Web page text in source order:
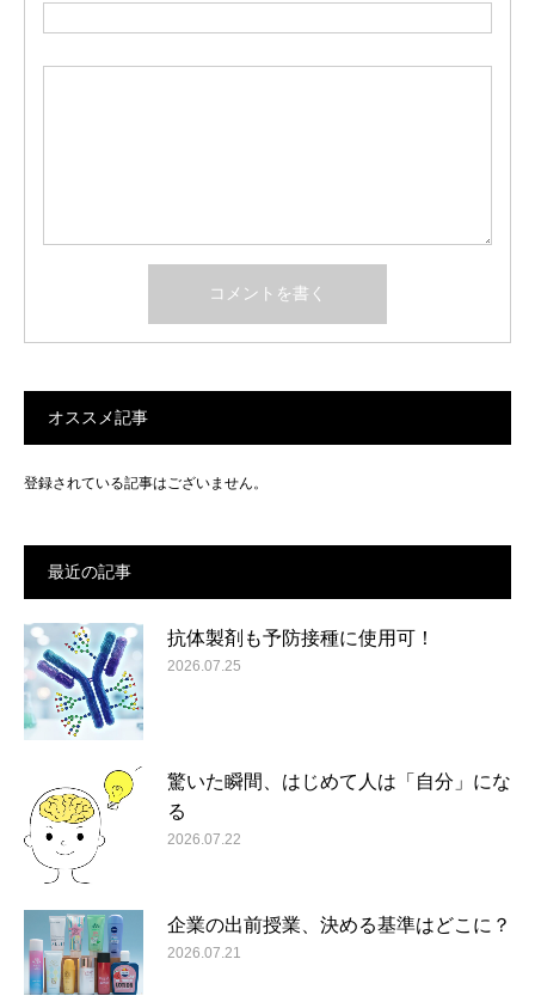
オススメ記事
登録されている記事はございません。
最近の記事
抗体製剤も予防接種に使用可！
2026.07.25
驚いた瞬間、はじめて人は「自分」にな
る
2026.07.22
企業の出前授業、決める基準はどこに？
2026.07.21